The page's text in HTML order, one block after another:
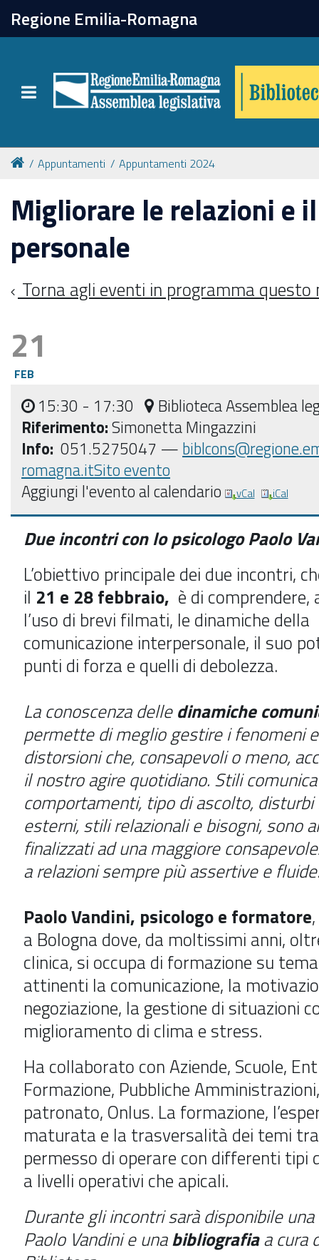
Regione Emilia-Romagna
Toggle navigation
chiudi
Catalogo online
Collezioni
Per approfondire
Appuntamenti
Prenotazione spazi
Appuntamenti Appuntamenti 2024
Migliorare le relazioni e
personale
Torna agli eventi in programma questo
21
FEB
15:30 - 17:30
Biblioteca Assemblea
Riferimento:Simonetta Mingazzini
Info: 051.5275047 —
romagna.itSito evento
Aggiungi l'evento al calendario
vCal iCal
Due incontri con lo psicologo Paolo
L’obiettivo principale dei due incontri,
il 21 e 28 febbraio, è di comprendere,
l’uso di brevi filmati, le dinamiche della
comunicazione interpersonale, il suo
punti di forza e quelli di debolezza.
La conoscenza delledinamiche
permette di meglio gestire i fenomeni
distorsioni che, consapevoli o meno,
il nostro agire quotidiano. Stili
comportamenti, tipo di ascolto,
esterni, stili relazionali e bisogni, sono
finalizzati ad una maggiore
a relazioni sempre più assertive e
Paolo Vandini, psicologo e formatore
a Bologna dove, da moltissimi anni,
clinica, si occupa di formazione su
attinenti la comunicazione, la
negoziazione, la gestione di situazioni
miglioramento di clima e stress.
Ha collaborato con Aziende, Scuole,
Formazione, Pubbliche
patronato, Onlus. La formazione,
maturata e la trasversalità dei temi
permesso di operare con differenti tipi
a livelli operativi che apicali.
Durante gli incontri sarà disponibile una
Paolo Vandini e unabibliografiaa cura